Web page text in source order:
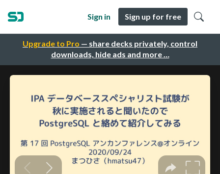
Upgrade to Pro — share decks privately, control
downloads, hide ads and more …
Sign in Sign up for free